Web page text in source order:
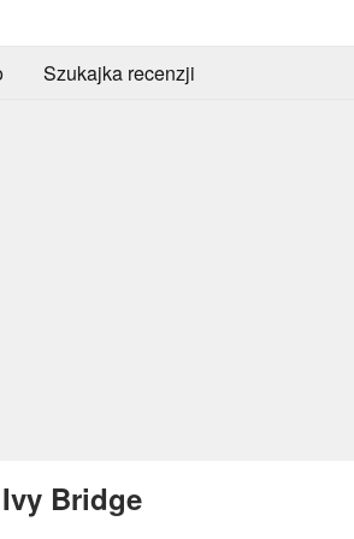
Szukajka recenzji
Bridge